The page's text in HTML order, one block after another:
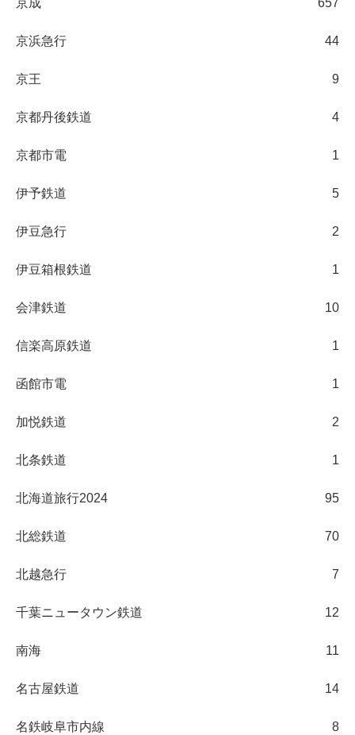
京成 657
京浜急行 44
京王 9
京都丹後鉄道 4
京都市電 1
伊予鉄道 5
伊豆急行 2
伊豆箱根鉄道 1
会津鉄道 10
信楽高原鉄道 1
函館市電 1
加悦鉄道 2
北条鉄道 1
北海道旅行2024 95
北総鉄道 70
北越急行 7
千葉ニュータウン鉄道 12
南海 11
名古屋鉄道 14
名鉄岐阜市内線 8